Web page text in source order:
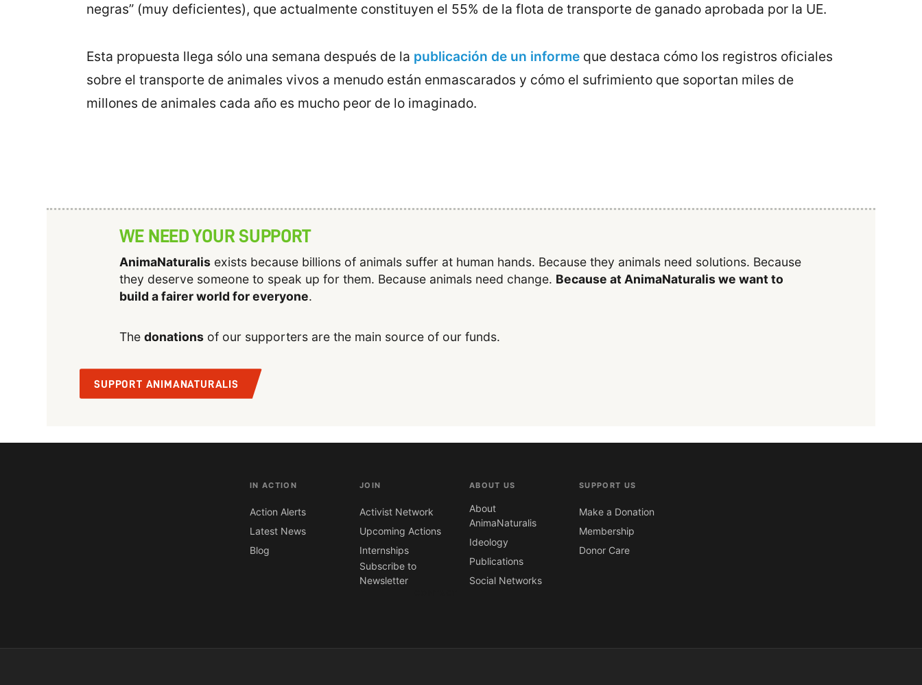
negras” (muy deficientes), que actualmente constituyen el 55% de la flota de transporte de ganado aprobada por la UE.
Esta propuesta llega sólo una semana después de la publicación de un informe que destaca cómo los registros oficiales
sobre el transporte de animales vivos a menudo están enmascarados y cómo el sufrimiento que soportan miles de
millones de animales cada año es mucho peor de lo imaginado.
WE NEED YOUR SUPPORT
AnimaNaturalisexists because billions of animals suffer at human hands. Because they animals need solutions. Because
they deserve someone to speak up for them. Because animals need change. Because at AnimaNaturalis we want to
build a fairer world for everyone.
The donationsof our supporters are the main source of our funds.
SUPPORT ANIMANATURALIS
IN ACTION
Action Alerts
Latest News
Blog
JOIN
Activist Network
Upcoming Actions
Internships
Subscribe to
Newsletter
ABOUT US
About
AnimaNaturalis
Ideology
Publications
Social Networks
SUPPORT US
Make a Donation
Membership
Donor Care